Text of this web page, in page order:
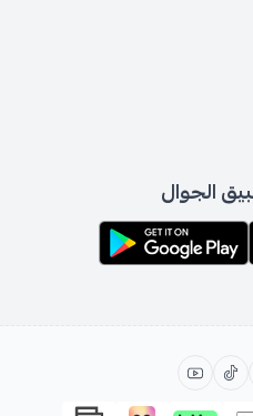
الجوال